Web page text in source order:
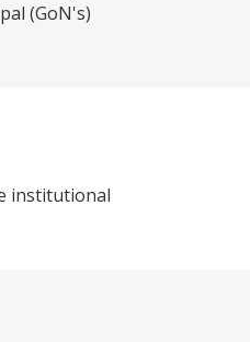
(GoN's)
institutional